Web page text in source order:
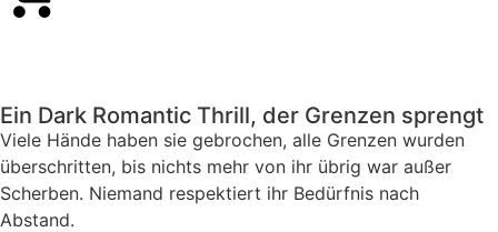
Ein Dark Romantic Thrill, der Grenzen sprengt
Viele Hände haben sie gebrochen, alle Grenzen wurden
überschritten, bis nichts mehr von ihr übrig war außer
Scherben. Niemand respektiert ihr Bedürfnis nach
Abstand.